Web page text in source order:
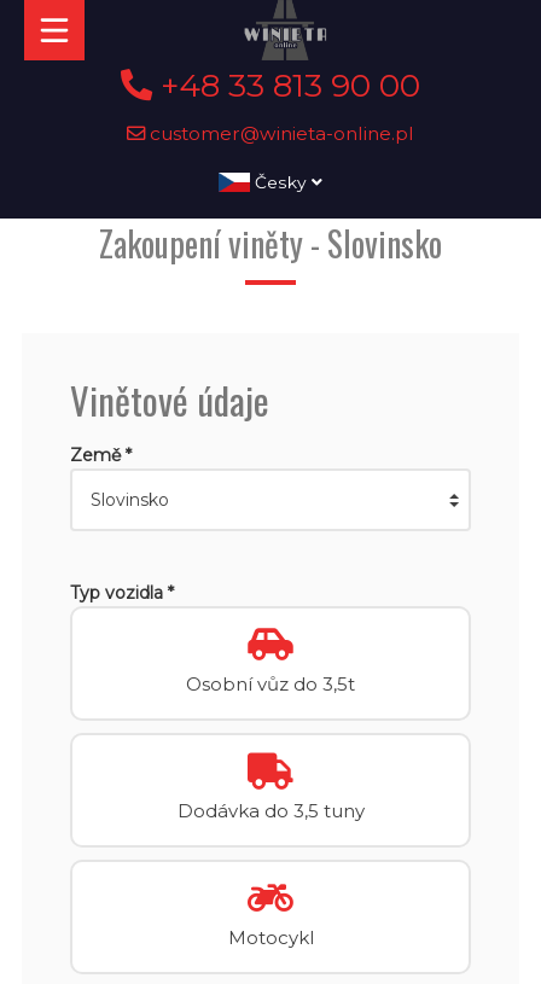
+48 33 813 90 00
customer@winieta-online.pl
Česky
Zakoupení viněty - Slovinsko
Vinětové údaje
Země *
Typ vozidla *
Osobní vůz do 3,5t
Dodávka do 3,5 tuny
Motocykl